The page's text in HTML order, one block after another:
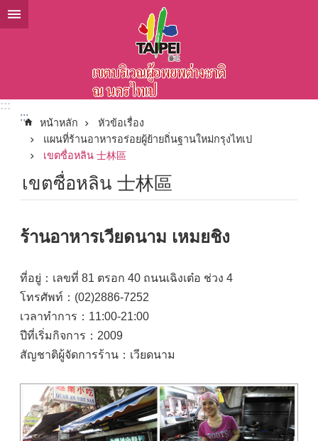
ข้ามไปที่บล็อกเนื้อหาหลัก
:::
:::
หน้าหลัก
หัวข้อเรื่อง
แผนที่ร้านอาหารอร่อยผู้ย้ายถิ่นฐานใหม่กรุงไทเป
เขตซื่อหลิน 士林區
เขตซื่อหลิน 士林區
ร้านอาหารเวียดนาม เหมยชิง
ที่อยู่：เลขที่ 81 ตรอก 40 ถนนเฉิงเต๋อ ช่วง 4
โทรศัพท์：(02)2886-7252
เวลาทำการ：11:00-21:00
ปีที่เริ่มกิจการ：2009
สัญชาติผู้จัดการร้าน：เวียดนาม